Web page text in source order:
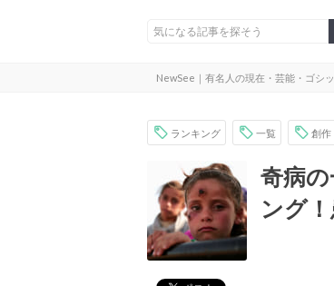
NewSee｜有名人の現在・芸能・ゴシ
ランキング 一覧 創作
奇病
ング